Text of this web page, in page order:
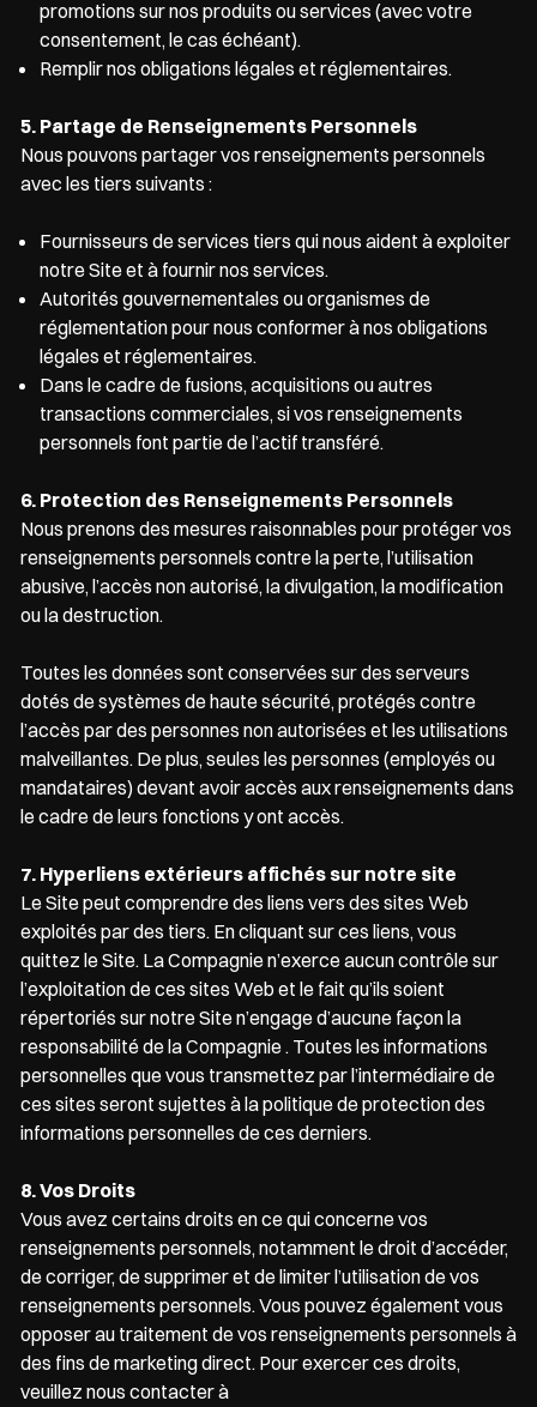
promotions sur nos produits ou services (avec votre
consentement, le cas échéant).
Remplir nos obligations légales et réglementaires.
5. Partage de Renseignements Personnels
Nous pouvons partager vos renseignements personnels
avec les tiers suivants :
Fournisseurs de services tiers qui nous aident à exploiter
notre Site et à fournir nos services.
Autorités gouvernementales ou organismes de
réglementation pour nous conformer à nos obligations
légales et réglementaires.
Dans le cadre de fusions, acquisitions ou autres
transactions commerciales, si vos renseignements
personnels font partie de l’actif transféré.
6. Protection des Renseignements Personnels
Nous prenons des mesures raisonnables pour protéger vos
renseignements personnels contre la perte, l’utilisation
abusive, l’accès non autorisé, la divulgation, la modification
ou la destruction.
Toutes les données sont conservées sur des serveurs
dotés de systèmes de haute sécurité, protégés contre
l’accès par des personnes non autorisées et les utilisations
malveillantes. De plus, seules les personnes (employés ou
mandataires) devant avoir accès aux renseignements dans
le cadre de leurs fonctions y ont accès.
7. Hyperliens extérieurs affichés sur notre site
Le Site peut comprendre des liens vers des sites Web
exploités par des tiers. En cliquant sur ces liens, vous
quittez le Site. La Compagnie n’exerce aucun contrôle sur
l’exploitation de ces sites Web et le fait qu’ils soient
répertoriés sur notre Site n’engage d’aucune façon la
responsabilité de la Compagnie . Toutes les informations
personnelles que vous transmettez par l’intermédiaire de
ces sites seront sujettes à la politique de protection des
informations personnelles de ces derniers.
8. Vos Droits
Vous avez certains droits en ce qui concerne vos
renseignements personnels, notamment le droit d’accéder,
de corriger, de supprimer et de limiter l’utilisation de vos
renseignements personnels. Vous pouvez également vous
opposer au traitement de vos renseignements personnels à
des fins de marketing direct. Pour exercer ces droits,
veuillez nous contacter à